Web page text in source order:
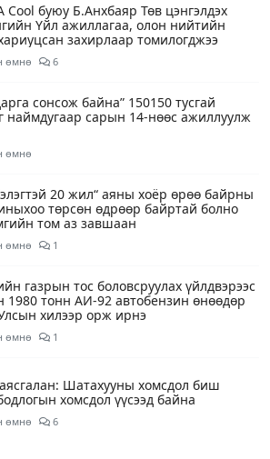
Cool буюу Б.Анхбаяр Төв цэнгэлдэх
Үйл ажиллагаа, олон нийтийн
захирлаар томилогджээ
өмнө 6
сонсож байна” 150150 тусгай
наймдугаар сарын 14-нөөс ажиллуулж
өмнө
20 жил“ аяны хоёр өрөө байрны
төрсөн өдрөөр байртай болно
том аз завшаан
өмнө 1
газрын тос боловсруулах үйлдвэрээс
1980 тонн АИ-92 автобензин өнөөдөр
хилээр орж ирнэ
өмнө 1
Шатахууны хомсдол биш
хомсдол үүсээд байна
өмнө 6